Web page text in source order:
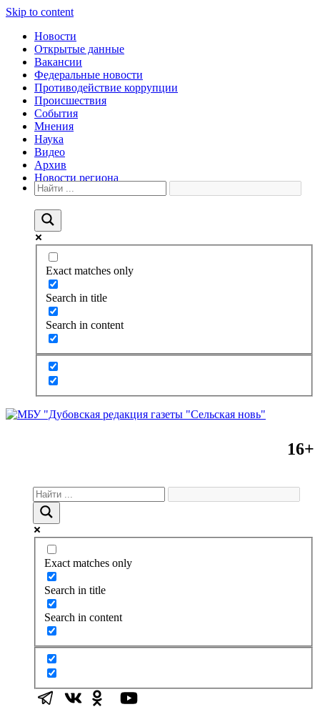
Skip to content
Новости
Открытые данные
Вакансии
Федеральные новости
Противодействие коррупции
Происшествия
События
Мнения
Наука
Видео
Архив
Новости региона
Exact matches only
Search in title
Search in content
16+
Exact matches only
Search in title
Search in content